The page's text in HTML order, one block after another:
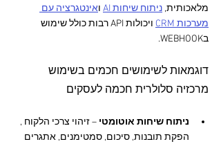
מלאכותית, ניתוח שיחות AI ואינטגרציה עם
מערכות CRM
ויכולות API רבות כולל שימוש
בWEBHOOK.
דוגמאות לשימושים חכמים בשימוש
מרכזיה סלולרית חכמה לעסקים
ניתוח שיחות אוטומטי – זיהוי צרכי הלקוח ,
הפקת תובנות, סיכום, סמטימנים, אתגרים